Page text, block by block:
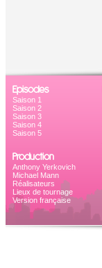
Episodes
Saison 1
Saison 2
Saison 3
Saison 4
Saison 5
Production
Anthony Yerkovich
Michael Mann
Réalisateurs
Lieux de tournage
Version française